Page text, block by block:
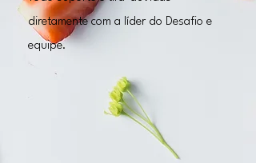
diretamente com a líder do Desafio e
equipe.